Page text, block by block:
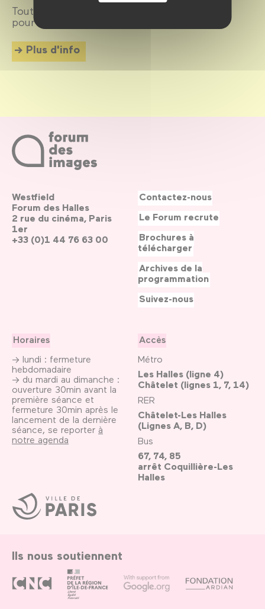
Tout sur la comédie romantique, ou
pour les intimes.
Plus d'info
Ville
de
Paris
Westfield
Forum des Halles
2 rue du cinéma, Paris
1er
+33 (0)1 44 76 63 00
Horaires
→ lundi : fermeture
hebdomadaire
→ du mardi au dimanche :
ouverture 30min avant la
première séance et
fermeture 30min après le
lancement de la dernière
séance, se reporter à
notre agenda
Accès
Métro
Les Halles (ligne 4)
Châtelet (lignes 1, 7, 14)
RER
Châtelet-Les Halles
(Lignes A, B, D)
Bus
67, 74, 85
arrêt Coquillière-Les
Halles
Contactez-nous
Le Forum recrute
Brochures à
télécharger
Archives de la
programmation
Suivez-nous
Ils nous soutiennent